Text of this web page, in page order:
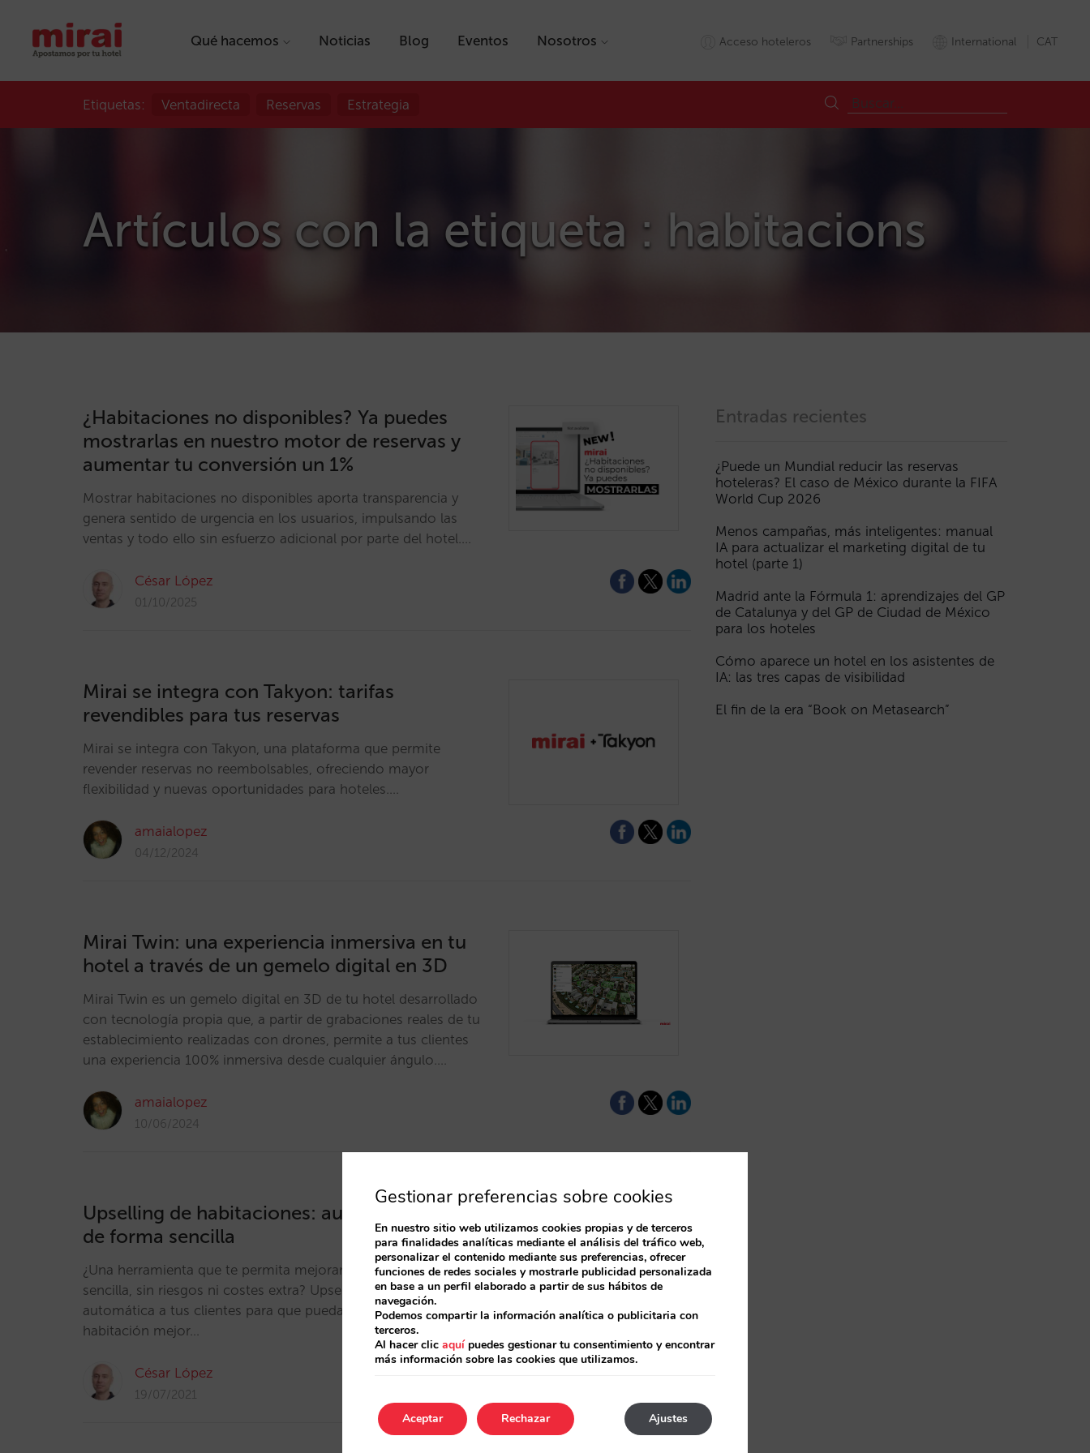
Qué hacemos Noticias Blog Eventos Nosotros Acceso hoteleros Partnerships International CAT
Etiquetas: Ventadirecta Reservas Estrategia
Artículos con la etiqueta : habitacions
¿Habitaciones no disponibles? Ya puedes
mostrarlas en nuestro motor de reservas y
aumentar tu conversión un 1%
Mostrar habitaciones no disponibles aporta transparencia y
genera sentido de urgencia en los usuarios, impulsando las
ventas y todo ello sin esfuerzo adicional por parte del hotel.…
César López
01/10/2025
Mirai se integra con Takyon: tarifas
revendibles para tus reservas
Mirai se integra con Takyon, una plataforma que permite
revender reservas no reembolsables, ofreciendo mayor
flexibilidad y nuevas oportunidades para hoteles.…
amaialopez
04/12/2024
Mirai Twin: una experiencia inmersiva en tu
hotel a través de un gemelo digital en 3D
Mirai Twin es un gemelo digital en 3D de tu hotel desarrollado
con tecnología propia que, a partir de grabaciones reales de tu
establecimiento realizadas con drones, permite a tus clientes
una experiencia 100% inmersiva desde cualquier ángulo.…
amaialopez
10/06/2024
Upselling de habitaciones: aumenta ingresos
de forma sencilla
¿Una herramienta que te permita mejorar tus ingresos de forma
sencilla, sin riesgos ni costes extra? Upselling: una invitación
automática a tus clientes para que puedan acceder una
habitación mejor…
César López
19/07/2021
Entradas recientes
¿Puede un Mundial reducir las reservas
hoteleras? El caso de México durante la FIFA
World Cup 2026
Menos campañas, más inteligentes: manual
IA para actualizar el marketing digital de tu
hotel (parte 1)
Madrid ante la Fórmula 1: aprendizajes del GP
de Catalunya y del GP de Ciudad de México
para los hoteles
Cómo aparece un hotel en los asistentes de
IA: las tres capas de visibilidad
El fin de la era “Book on Metasearch”
Gestionar preferencias sobre cookies
En nuestro sitio web utilizamos cookies propias y de terceros
para finalidades analíticas mediante el análisis del tráfico web,
personalizar el contenido mediante sus preferencias, ofrecer
funciones de redes sociales y mostrarle publicidad personalizada
en base a un perfil elaborado a partir de sus hábitos de
navegación.
Podemos compartir la información analítica o publicitaria con
terceros.
Al hacer clic aquípuedes gestionar tu consentimiento y encontrar
más información sobre las cookies que utilizamos.
Aceptar Ajustes
Rechazar